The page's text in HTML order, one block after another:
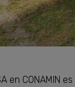
en CONAMIN